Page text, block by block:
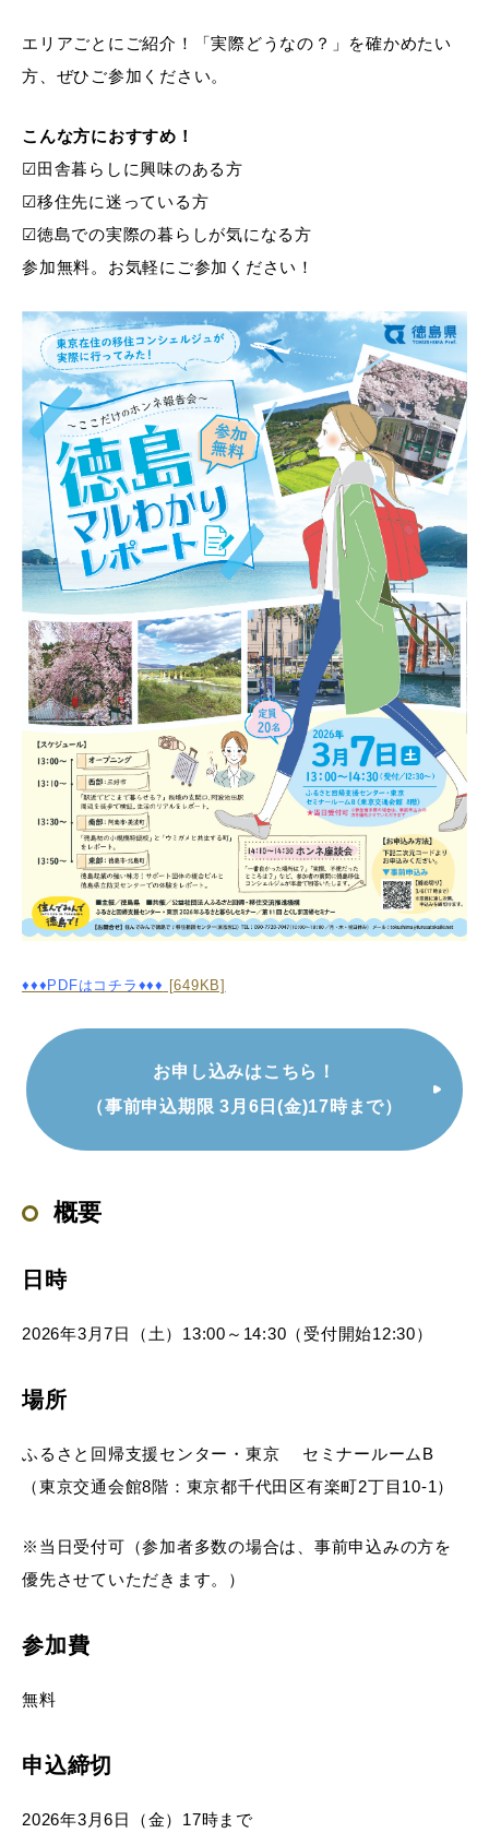
エリアごとにご紹介！「実際どうなの？」を確かめたい
方、ぜひご参加ください。
こんな方におすすめ！
☑田舎暮らしに興味のある方
☑移住先に迷っている方
☑徳島での実際の暮らしが気になる方
参加無料。お気軽にご参加ください！
♦♦♦PDFはコチラ♦♦♦ [649KB]
お申し込みはこちら！
（事前申込期限 3月6日(金)17時まで）
概要
日時
2026年3月7日（土）13:00～14:30（受付開始12:30）
場所
ふるさと回帰支援センター・東京 セミナールームB
（東京交通会館8階：東京都千代田区有楽町2丁目10-1）
※当日受付可（参加者多数の場合は、事前申込みの方を
優先させていただきます。）
参加費
無料
申込締切
2026年3月6日（金）17時まで